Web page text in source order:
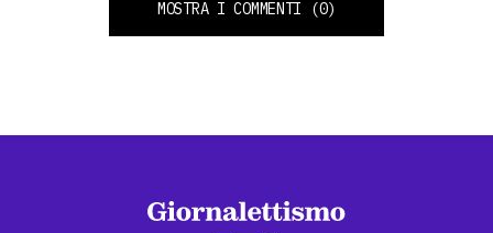
MOSTRA I COMMENTI (0)